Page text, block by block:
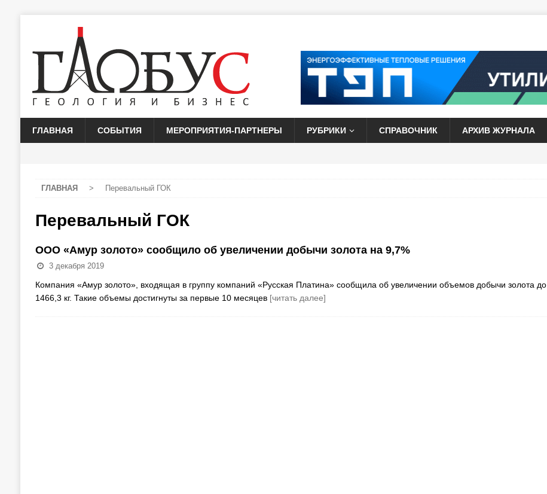
ГЛАВНАЯ СОБЫТИЯ МЕРОПРИЯТИЯ-ПАРТНЕРЫ РУБРИКИ СПРАВОЧНИК АРХИВ ЖУРНАЛА
ГЛАВНАЯ > Перевальный ГОК
Перевальный ГОК
ООО «Амур золото» сообщило об увеличении добычи золота на 9,7%
3 декабря 2019
Компания «Амур золото», входящая в группу компаний «Русская Платина» сообщила об увеличении объемов добычи золота до
1466,3 кг. Такие объемы достигнуты за первые 10 месяцев [читать далее]